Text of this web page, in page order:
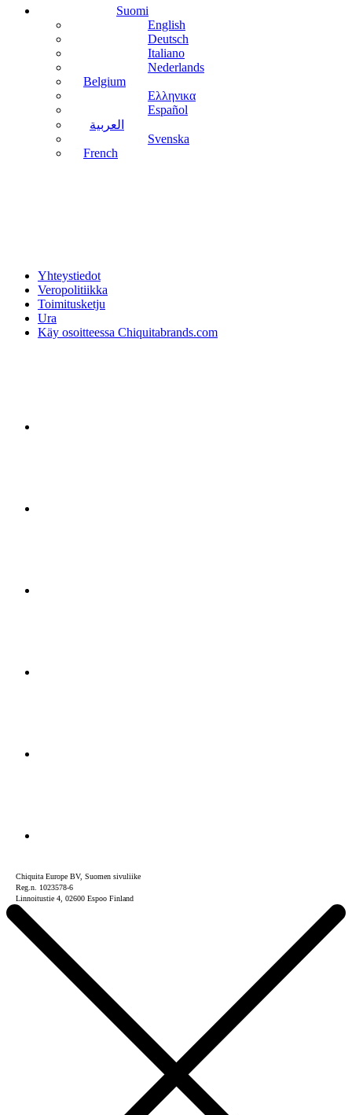
Suomi
English
Deutsch
Italiano
Nederlands
Belgium
Ελληνικα
Español
العربية
Svenska
French
Yhteystiedot
Veropolitiikka
Toimitusketju
Ura
Käy osoitteessa Chiquitabrands.com
Chiquita Europe BV, Suomen sivuliike
Reg.n. 1023578-6
Linnoitustie 4, 02600 Espoo Finland